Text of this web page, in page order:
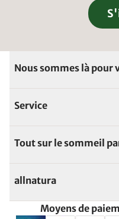
Nous sommes là pour
Service
Tout sur le sommeil
allnatura
Moyens de